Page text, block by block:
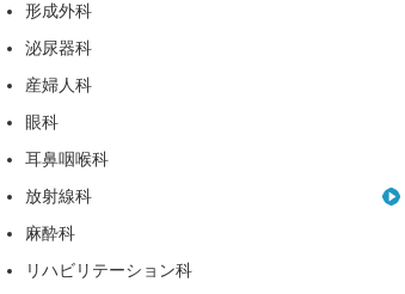
形成外科
泌尿器科
産婦人科
眼科
耳鼻咽喉科
放射線科
麻酔科
リハビリテーション科